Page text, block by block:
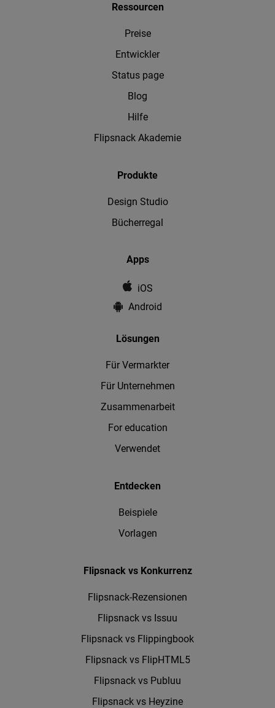
Ressourcen
Preise
Entwickler
Status page
Blog
Hilfe
Flipsnack Akademie
Produkte
Design Studio
Bücherregal
Apps
iOS
Android
Lösungen
Für Vermarkter
Für Unternehmen
Zusammenarbeit
For education
Verwendet
Entdecken
Beispiele
Vorlagen
Flipsnack vs Konkurrenz
Flipsnack-Rezensionen
Flipsnack vs Issuu
Flipsnack vs Flippingbook
Flipsnack vs FlipHTML5
Flipsnack vs Publuu
Flipsnack vs Heyzine